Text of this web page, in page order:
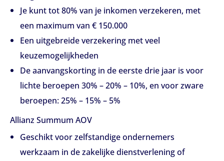
Je kunt tot 80% van je inkomen verzekeren, met
een maximum van € 150.000
Een uitgebreide verzekering met veel
keuzemogelijkheden
De aanvangskorting in de eerste drie jaar is voor
lichte beroepen 30% – 20% – 10%, en voor zware
beroepen: 25% – 15% – 5%
Allianz Summum AOV
Geschikt voor zelfstandige ondernemers
werkzaam in de zakelijke dienstverlening of